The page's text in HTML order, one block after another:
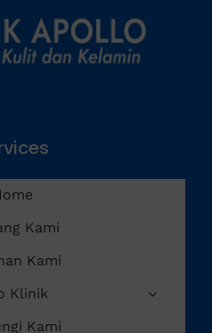
Kami
Kami
Klinik
Kami